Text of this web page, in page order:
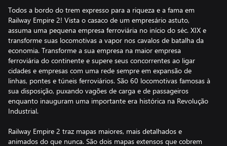
Todos a bordo do trem expresso para a riqueza e a fama em
Railway Empire 2! Vista o casaco de um empresário astuto,
assuma uma pequena empresa ferroviária no início do séc. XIX e
transforme suas locomotivas a vapor nos cavalos de batalha da
economia. Transforme a sua empresa na maior empresa
ferroviária do continente e supere seus concorrentes ao ligar
cidades e empresas com uma rede sempre em expansão de
linhas, pontes e túneis ferroviários. São 60 locomotivas famosas à
sua disposição, puxando vagões de carga e de passageiros
enquanto inauguram uma importante era histórica na Revolução
Industrial.
Railway Empire 2 traz mapas maiores, mais detalhados e
animados do que nunca. São dois mapas extensos que cobrem